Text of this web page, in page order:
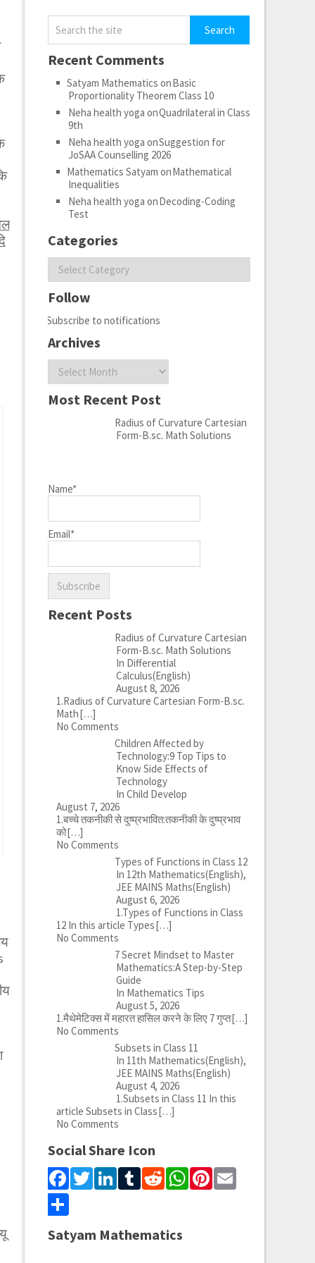
Recent Comments
Satyam Mathematics onBasic
Proportionality Theorem Class 10
Neha health yoga onQuadrilateral in Class
9th
Neha health yoga onSuggestion for
JoSAA Counselling 2026
Mathematics Satyam onMathematical
Inequalities
Neha health yoga onDecoding-Coding
Test
Categories
Categories
Follow
Subscribe to notifications
Archives
Archives
Most Recent Post
Radius of Curvature Cartesian
Form-B.sc. Math Solutions
Name*
Email*
Recent Posts
Radius of Curvature Cartesian
Form-B.sc. Math Solutions
In Differential
Calculus(English)
August 8, 2026
1.Radius of Curvature Cartesian Form-B.sc.
Math[…]
No Comments
Children Affected by
Technology:9 Top Tips to
Know Side Effects of
Technology
In Child Develop
August 7, 2026
1.बच्चे तकनीकी से दुष्प्रभावित:तकनीकी के दुष्प्रभाव
को[…]
No Comments
Types of Functions in Class 12
In 12th Mathematics(English),
JEE MAINS Maths(English)
August 6, 2026
1.Types of Functions in Class
12 In this article Types[…]
No Comments
7 Secret Mindset to Master
Mathematics:A Step-by-Step
Guide
In Mathematics Tips
August 5, 2026
1.मैथेमेटिक्स में महारत हासिल करने के लिए 7 गुप्त[…]
No Comments
Subsets in Class 11
In 11th Mathematics(English),
JEE MAINS Maths(English)
August 4, 2026
1.Subsets in Class 11 In this
article Subsets in Class[…]
No Comments
Social Share Icon
Facebook
Twitter
LinkedIn
Tumblr
Reddit
WhatsApp
Pinterest
Email
Share
Satyam Mathematics